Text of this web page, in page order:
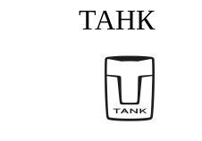
ТАНК